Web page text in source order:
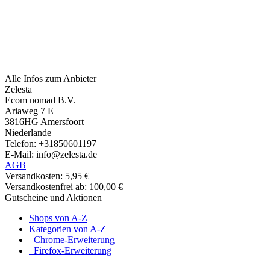
Alle Infos zum Anbieter
Zelesta
Ecom nomad B.V.
Ariaweg 7 E
3816HG Amersfoort
Niederlande
Telefon: +31850601197
E-Mail: info@zelesta.de
AGB
Versandkosten: 5,95 €
Versandkostenfrei ab: 100,00 €
Gutscheine und Aktionen
Shops von A-Z
Kategorien von A-Z
Chrome-Erweiterung
Firefox-Erweiterung